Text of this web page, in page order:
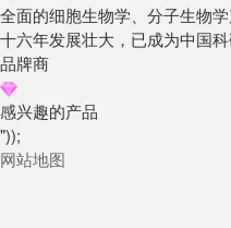
全面的细胞生物学、分子生物
十六年发展壮大，已成为中国
品牌商
感兴趣的产品
"));
网站地图